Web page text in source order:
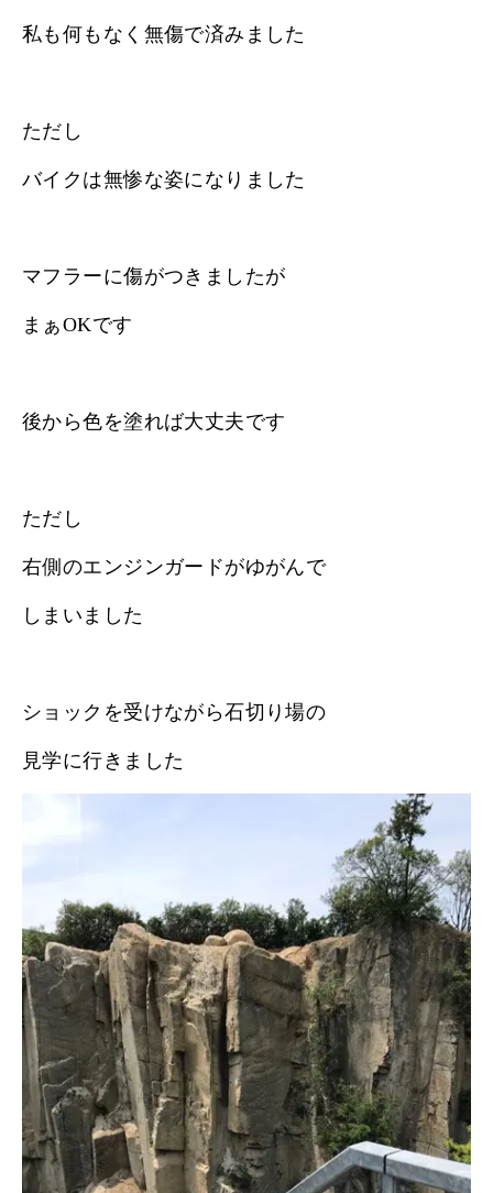
私も何もなく無傷で済みました
ただし
バイクは無惨な姿になりました
マフラーに傷がつきましたが
まぁOKです
後から色を塗れば大丈夫です
ただし
右側のエンジンガードがゆがんで
しまいました
ショックを受けながら石切り場の
見学に行きました